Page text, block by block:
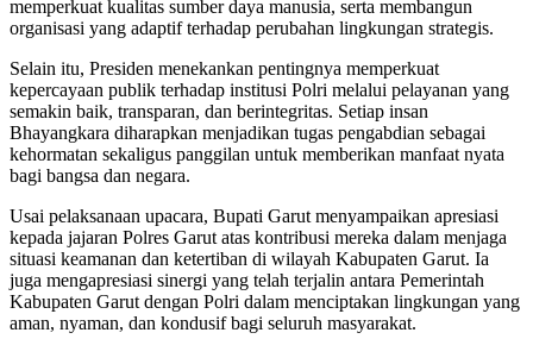
memperkuat kualitas sumber daya manusia, serta membangun
organisasi yang adaptif terhadap perubahan lingkungan strategis.
Selain itu, Presiden menekankan pentingnya memperkuat
kepercayaan publik terhadap institusi Polri melalui pelayanan yang
semakin baik, transparan, dan berintegritas. Setiap insan
Bhayangkara diharapkan menjadikan tugas pengabdian sebagai
kehormatan sekaligus panggilan untuk memberikan manfaat nyata
bagi bangsa dan negara.
Usai pelaksanaan upacara, Bupati Garut menyampaikan apresiasi
kepada jajaran Polres Garut atas kontribusi mereka dalam menjaga
situasi keamanan dan ketertiban di wilayah Kabupaten Garut. Ia
juga mengapresiasi sinergi yang telah terjalin antara Pemerintah
Kabupaten Garut dengan Polri dalam menciptakan lingkungan yang
aman, nyaman, dan kondusif bagi seluruh masyarakat.